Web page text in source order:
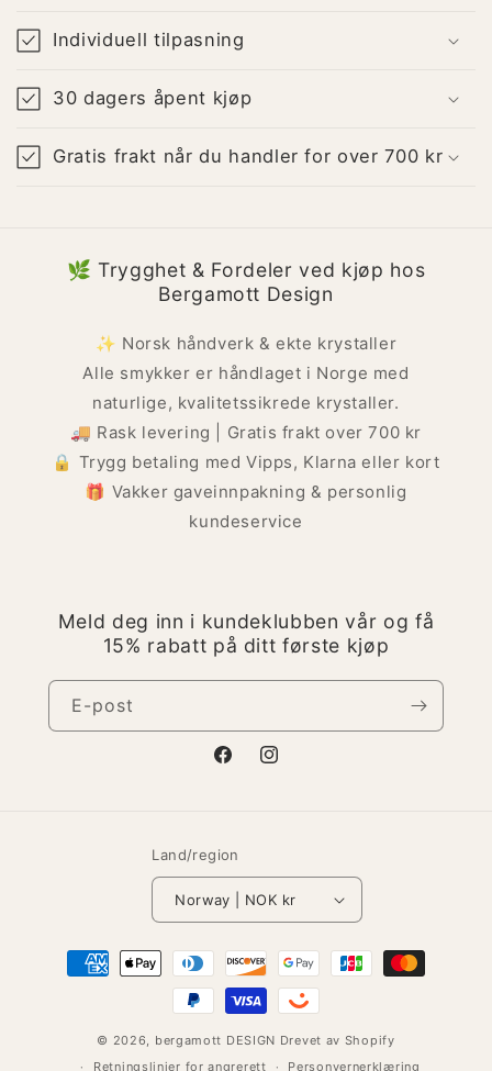
Individuell tilpasning
30 dagers åpent kjøp
Gratis frakt når du handler for over 700 kr
🌿 Trygghet & Fordeler ved kjøp hos
Bergamott Design
✨ Norsk håndverk & ekte krystaller
Alle smykker er håndlaget i Norge med
naturlige, kvalitetssikrede krystaller.
🚚 Rask levering | Gratis frakt over 700 kr
🔒 Trygg betaling med Vipps, Klarna eller kort
🎁 Vakker gaveinnpakning & personlig
kundeservice
Meld deg inn i kundeklubben vår og få
15% rabatt på ditt første kjøp
E-post
FacebookInstagram
Land/region
Norway | NOK kr
Betalingsmåter
© 2026, bergamott DESIGN Drevet av Shopify
Retningslinjer for angrerett
Personvernerklæring